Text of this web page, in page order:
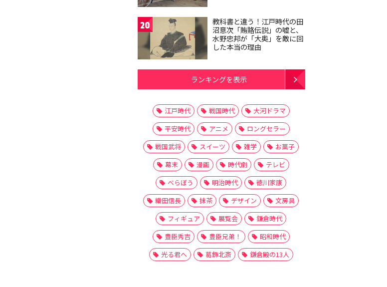
20
教科書と違う！江戸時代の田
沼意次「賄賂伝説」の嘘と、
水野忠邦が「大奥」を敵に回
した本当の理由
ランキングを表示
江戸時代 戦国時代
大河ドラマ
平安時代
アニメ
ロングセラー
戦国武将
スイーツ 雑学
お菓子
幕末
漫画 時代劇
テレビ
べらぼう
明治時代
徳川家康
織田信長
抹茶 デザイン
文房具
フィギュア
展覧会
鎌倉時代
豊臣秀吉
豊臣兄弟！
昭和時代
光る君へ
葛飾北斎 鎌倉殿の13人